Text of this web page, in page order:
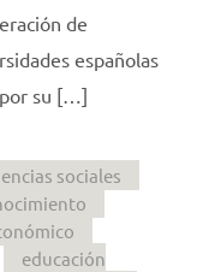
de
españolas
por su […]
sociales
educación